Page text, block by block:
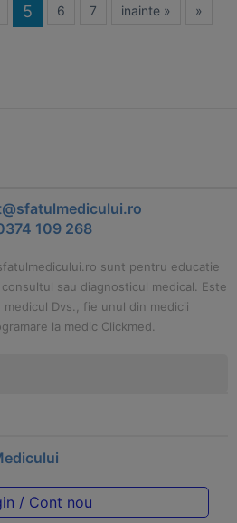
5 6 7 inainte » »
109 268
sunt pentru educatie
sau diagnosticul medical. Este
Dvs., fie unul din medicii
la medic Clickmed.
/ Cont nou